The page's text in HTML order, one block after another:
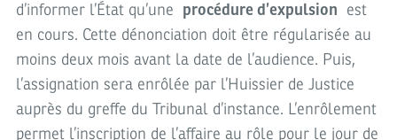
d’informer l’État qu’une procédure d’expulsion est
en cours. Cette dénonciation doit être régularisée au
moins deux mois avant la date de l’audience. Puis,
l’assignation sera enrôlée par l’Huissier de Justice
auprès du greffe du Tribunal d’instance. L’enrôlement
permet l’inscription de l’affaire au rôle pour le jour de